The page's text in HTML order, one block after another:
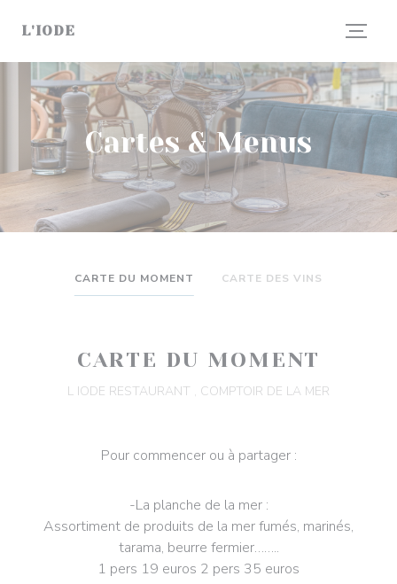
L'IODE
Cartes & Menus
CARTE DU MOMENT CARTE DES VINS
CARTE DU MOMENT
L IODE RESTAURANT , COMPTOIR DE LA MER
Pour commencer ou à partager :
-La planche de la mer :
Assortiment de produits de la mer fumés, marinés,
tarama, beurre fermier……..
1 pers 19 euros 2 pers 35 euros